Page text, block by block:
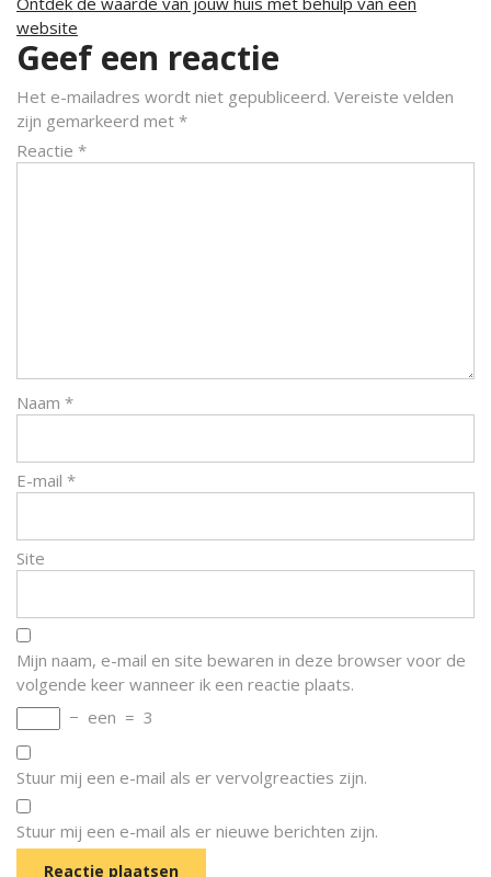
website
Geef een reactie
Het e-mailadres wordt niet gepubliceerd. Vereiste velden
zijn gemarkeerd met *
Reactie *
Naam *
E-mail *
Site
Mijn naam, e-mail en site bewaren in deze browser voor de
volgende keer wanneer ik een reactie plaats.
− een = 3
Stuur mij een e-mail als er vervolgreacties zijn.
Stuur mij een e-mail als er nieuwe berichten zijn.